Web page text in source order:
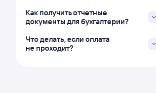
Как получить отчетные
документы для бухгалтерии?
Что делать, если оплата
не проходит?